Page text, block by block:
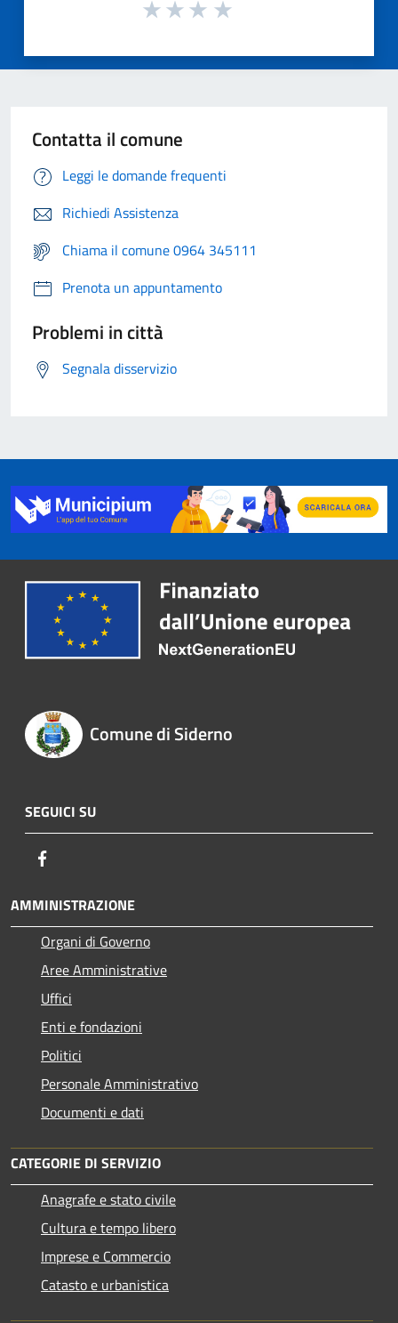
Contatta il comune
Leggi le domande frequenti
Richiedi Assistenza
Chiama il comune 0964 345111
Prenota un appuntamento
Problemi in città
Segnala disservizio
Comune di Siderno
SEGUICI SU
AMMINISTRAZIONE
Organi di Governo
Aree Amministrative
Uffici
Enti e fondazioni
Politici
Personale Amministrativo
Documenti e dati
CATEGORIE DI SERVIZIO
Anagrafe e stato civile
Cultura e tempo libero
Imprese e Commercio
Catasto e urbanistica